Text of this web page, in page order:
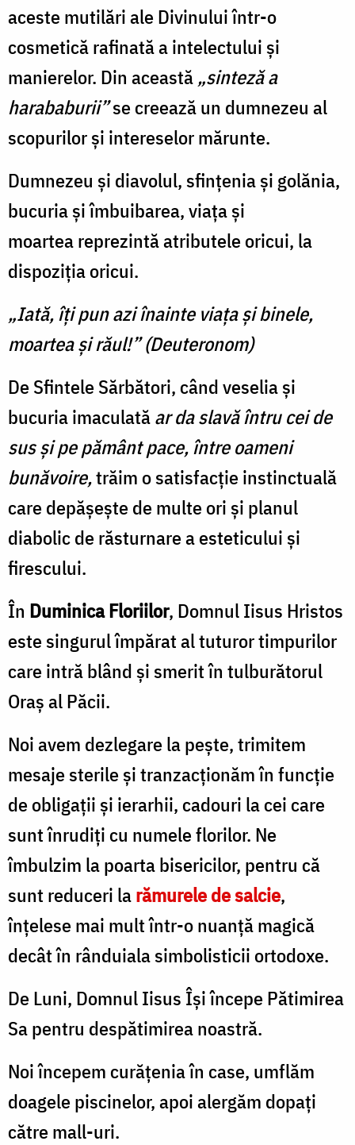
aceste mutilări ale Divinului într-o
cosmetică rafinată a intelectului şi
manierelor. Din această „sinteză a
harababurii”se creează un dumnezeu al
scopurilor şi intereselor mărunte.
Dumnezeu şi diavolul, sfinţenia şi golănia,
bucuria şi îmbuibarea, viaţa şi
moartea reprezintă atributele oricui, la
dispoziţia oricui.
„Iată, îți pun azi înainte viaţa şi binele,
moartea şi răul!” (Deuteronom)
De Sfintele Sărbători, când veselia şi
bucuria imaculatăar da slavă întru cei de
sus şi pe pământ pace, între oameni
bunăvoire,trăim o satisfacţie instinctuală
care depăşeşte de multe ori şi planul
diabolic de răsturnare a esteticului şi
firescului.
În Duminica Floriilor, Domnul Iisus Hristos
este singurul împărat al tuturor timpurilor
care intră blând şi smerit în tulburătorul
Oraş al Păcii.
Noi avem dezlegare la peşte, trimitem
mesaje sterile şi tranzacţionăm în funcţie
de obligaţii şi ierarhii, cadouri la cei care
sunt înrudiţi cu numele florilor. Ne
îmbulzim la poarta bisericilor, pentru că
sunt reduceri larămurele de salcie,
înţelese mai mult într-o nuanţă magică
decât în rânduiala simbolisticii ortodoxe.
De Luni, Domnul Iisus Îşi începe Pătimirea
Sa pentru despătimirea noastră.
Noi începem curăţenia în case, umflăm
doagele piscinelor, apoi alergăm dopaţi
către mall-uri.